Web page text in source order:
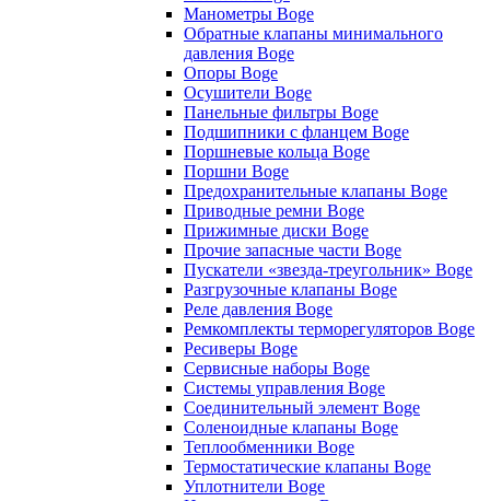
Манометры Boge
Обратные клапаны минимального
давления Boge
Опоры Boge
Осушители Boge
Панельные фильтры Boge
Подшипники с фланцем Boge
Поршневые кольца Boge
Поршни Boge
Предохранительные клапаны Boge
Приводные ремни Boge
Прижимные диски Boge
Прочие запасные части Boge
Пускатели «звезда-треугольник» Boge
Разгрузочные клапаны Boge
Реле давления Boge
Ремкомплекты терморегуляторов Boge
Ресиверы Boge
Сервисные наборы Boge
Системы управления Boge
Соединительный элемент Boge
Соленоидные клапаны Boge
Теплообменники Boge
Термостатические клапаны Boge
Уплотнители Boge